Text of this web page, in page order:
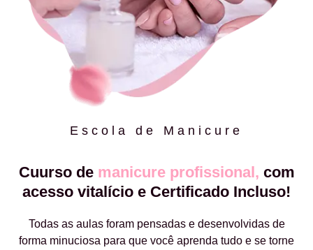
Escola de Manicure
Cuurso de manicure profissional, com
acesso vitalício e Certificado Incluso!
Todas as aulas foram pensadas e desenvolvidas de
forma minuciosa para que você aprenda tudo e se torne